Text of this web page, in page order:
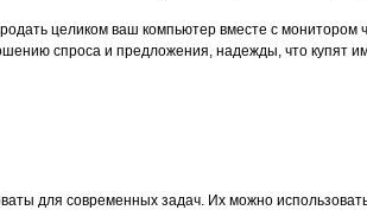
целиком ваш компьютер вместе с монитором
спроса и предложения, надежды, что купят
для современных задач. Их можно